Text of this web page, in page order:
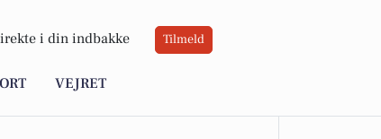
i din indbakke Tilmeld
VEJRET